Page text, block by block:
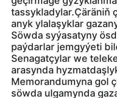
tassykladylar.Çäräniň
anyk ylalaşyklar
Söwda syýasatyny
paýdarlar jemgyýeti
Senagatçylar we
arasynda
Memorandumyna gol
söwda ulgamynda